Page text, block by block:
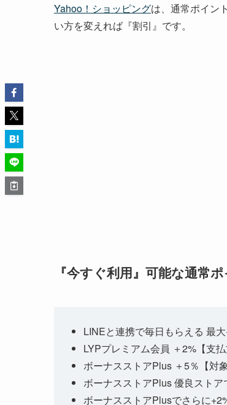
Yahoo！ショッピングは、通常ポイン
い方を変えれば『割引』です。
『今すぐ利用』可能な通常
LINEと連携で毎日もらえる 最
LYPプレミアム会員 ＋2%【支払
ボーナスストアPlus ＋5％【対
ボーナスストアPlus 優良ストア
ボーナスストアPlusでさらに